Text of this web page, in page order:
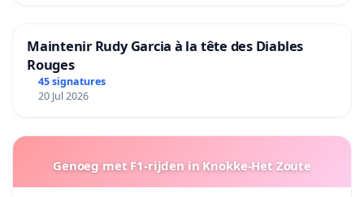
Maintenir Rudy Garcia à la tête des Diables
Rouges
45 signatures
20 Jul 2026
Genoeg met F1-rijden in Knokke-Het Zoute